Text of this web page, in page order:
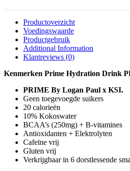
Productoverzicht
Voedingswaarde
Productgebruik
Additional Information
Klantreviews (0)
Kenmerken Prime Hydration Drink
PRIME By Logan Paul x KSI.
Geen toegevoegde suikers
20 calorieën
10% Kokoswater​
BCAA’s (250mg) + B-vitamines
Antioxidanten + Elektrolyten
Cafeïne vrij
Gluten vrij
Verkrijgbaar in 6 dorstlessende